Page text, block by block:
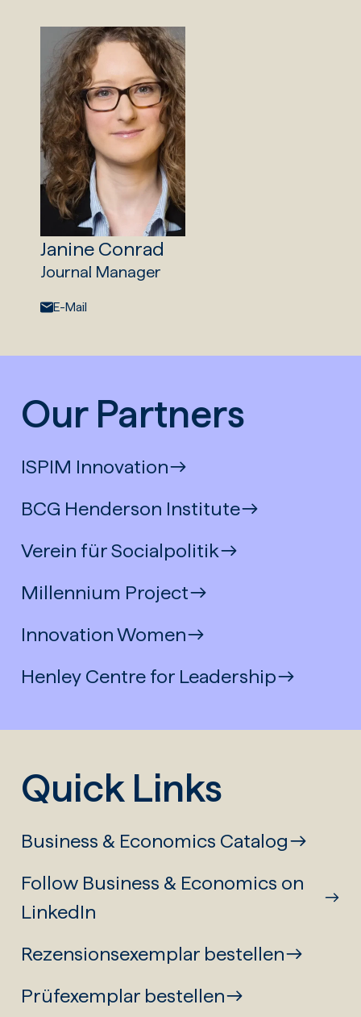
Janine Conrad
Journal Manager
E-Mail:
E-Mail
Our Partners
ISPIM Innovation
BCG Henderson Institute
Verein für Socialpolitik
Millennium Project
Innovation Women
Henley Centre for Leadership
Quick Links
Business & Economics Catalog
Follow Business & Economics on
LinkedIn
Rezensionsexemplar bestellen
Prüfexemplar bestellen